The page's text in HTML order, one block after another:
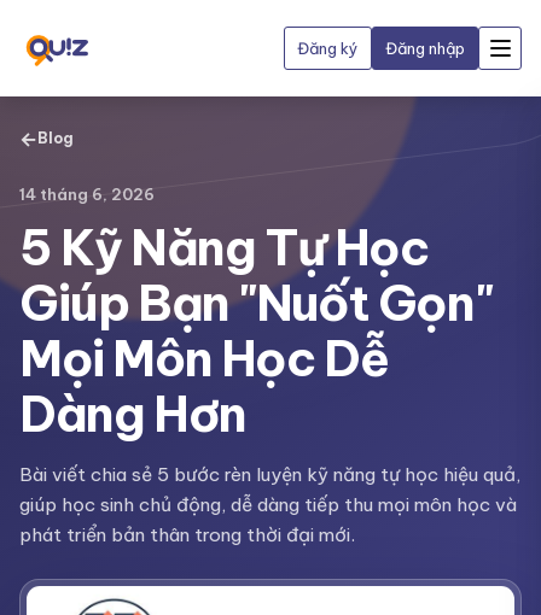
Đăng ký Đăng nhập
← Blog
14 tháng 6, 2026
5 Kỹ Năng Tự Học
Giúp Bạn "Nuốt Gọn"
Mọi Môn Học Dễ
Dàng Hơn
Bài viết chia sẻ 5 bước rèn luyện kỹ năng tự học hiệu quả,
giúp học sinh chủ động, dễ dàng tiếp thu mọi môn học và
phát triển bản thân trong thời đại mới.